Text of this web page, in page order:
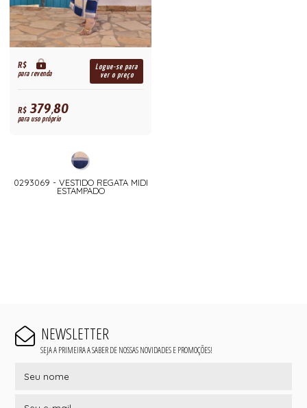
R$
para revenda
Logue-se para
ver o preço
R$379,80
para uso próprio
0293069 - VESTIDO REGATA MIDI
ESTAMPADO
NEWSLETTER
SEJA A PRIMEIRA A SABER DE NOSSAS NOVIDADES E PROMOÇÕES!